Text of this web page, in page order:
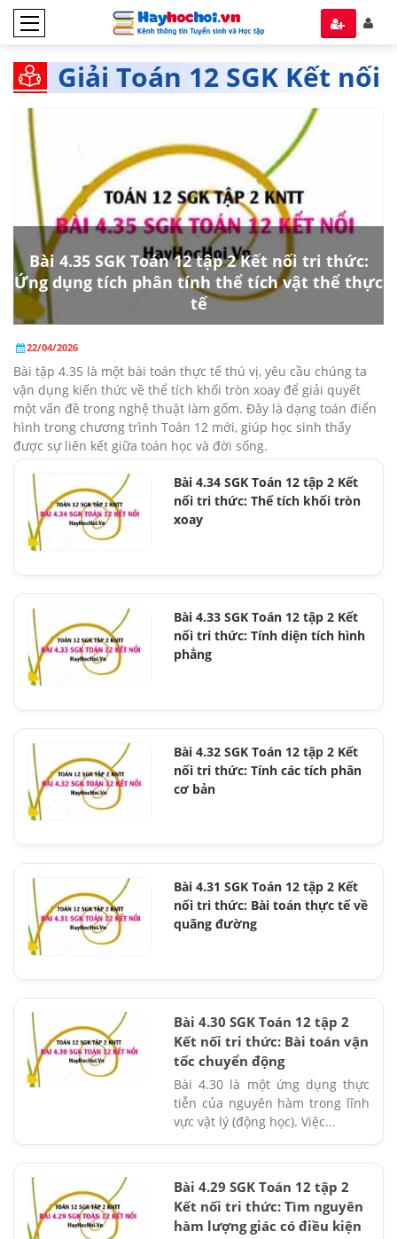
Giải Toán 12 SGK Kết nối
Bài 4.35 SGK Toán 12 tập 2 Kết nối tri thức:
Ứng dụng tích phân tính thể tích vật thể thực
tế
22/04/2026
Bài tập 4.35 là một bài toán thực tế thú vị, yêu cầu chúng ta
vận dụng kiến thức về thể tích khối tròn xoay để giải quyết
một vấn đề trong nghệ thuật làm gốm. Đây là dạng toán điển
hình trong chương trình Toán 12 mới, giúp học sinh thấy
được sự liên kết giữa toán học và đời sống.
Bài 4.34 SGK Toán 12 tập 2 Kết
nối tri thức: Thể tích khối tròn
xoay
Bài 4.33 SGK Toán 12 tập 2 Kết
nối tri thức: Tính diện tích hình
phẳng
Bài 4.32 SGK Toán 12 tập 2 Kết
nối tri thức: Tính các tích phân
cơ bản
Bài 4.31 SGK Toán 12 tập 2 Kết
nối tri thức: Bài toán thực tế về
quãng đường
Bài 4.30 SGK Toán 12 tập 2
Kết nối tri thức: Bài toán vận
tốc chuyển động
Bài 4.30 là một ứng dụng thực
tiễn của nguyên hàm trong lĩnh
vực vật lý (động học). Việc...
Bài 4.29 SGK Toán 12 tập 2
Kết nối tri thức: Tìm nguyên
hàm lượng giác có điều kiện